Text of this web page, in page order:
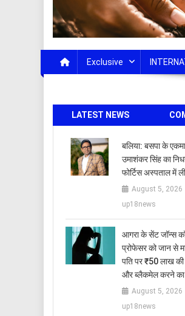
Exclusive
LATEST NEWS
बलिया: बसपा के
उमाशंकर सिंह का
फोर्टिस अस्पताल में
August 5, 2026
up18news
आगरा के सेंट जॉन्स
प्रोफेसर को जान से
पति पर ₹50 लाख की
और ब्लैकमेल करने का
August 5, 2026
up18news